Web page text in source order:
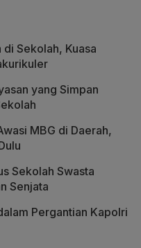
di Sekolah, Kuasa
yang Simpan
MBG di Daerah,
Sekolah Swasta
Senjata
Pergantian Kapolri